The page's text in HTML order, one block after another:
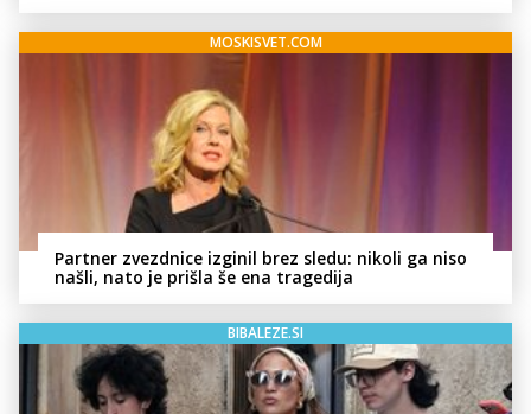
MOSKISVET.COM
Partner zvezdnice izginil brez sledu: nikoli ga niso
našli, nato je prišla še ena tragedija
BIBALEZE.SI